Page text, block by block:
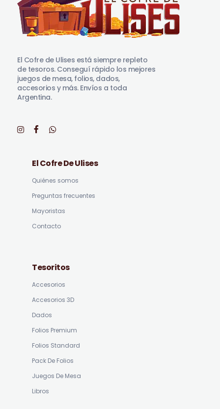
El Cofre de Ulises está siempre repleto
de tesoros. Conseguí rápido los mejores
juegos de mesa, folios, dados,
accesorios y más. Envíos a toda
Argentina.
El Cofre De Ulises
Quiénes somos
Preguntas frecuentes
Mayoristas
Contacto
Tesoritos
Accesorios
Accesorios 3D
Dados
Folios Premium
Folios Standard
Pack De Folios
Juegos De Mesa
Libros